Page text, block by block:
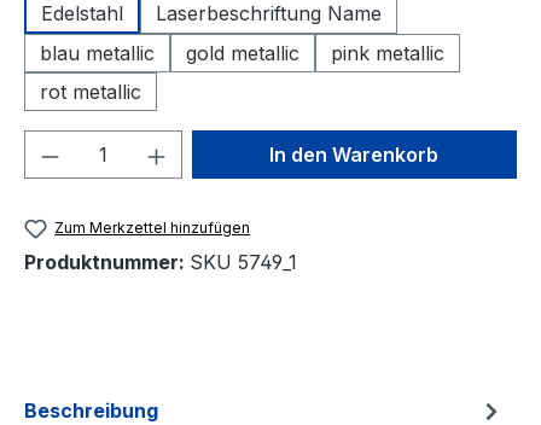
Edelstahl
Laserbeschriftung Name
blau metallic
gold metallic
pink metallic
rot metallic
Produkt Anzahl: Gib denIn den Warenkorb
Zum Merkzettel hinzufügen
Produktnummer: SKU 5749_1
Beschreibung